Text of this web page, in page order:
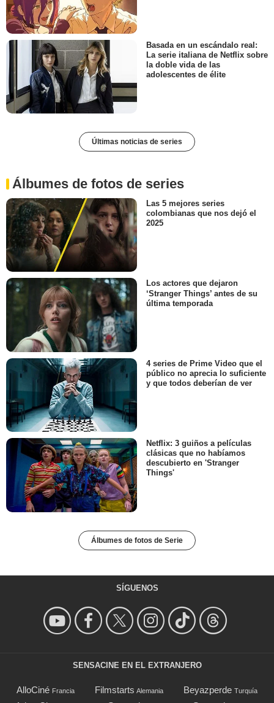
Basada en un escándalo real:
La serie italiana de Netflix sobre
la doble vida de las
adolescentes de élite
Últimas noticias de series
Álbumes de fotos de series
Las 5 mejores series
colombianas que nos dejó el
2025
Los actores que dejaron
‘Stranger Things’ antes de su
última temporada
4 series de Prime Video que el
público no aprecia lo suficiente
y que todos deberían de ver
Netflix: 3 guiños a películas
clásicas que no habíamos
descubierto en 'Stranger
Things'
Álbumes de fotos de Serie
SÍGUENOS
SENSACINE EN EL EXTRANJERO
AlloCiné Francia Filmstarts Alemania Beyazperde Turquía